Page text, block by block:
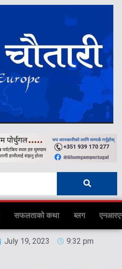
सफलताको कथा ब्लग
July 19, 2023
9:32 pm